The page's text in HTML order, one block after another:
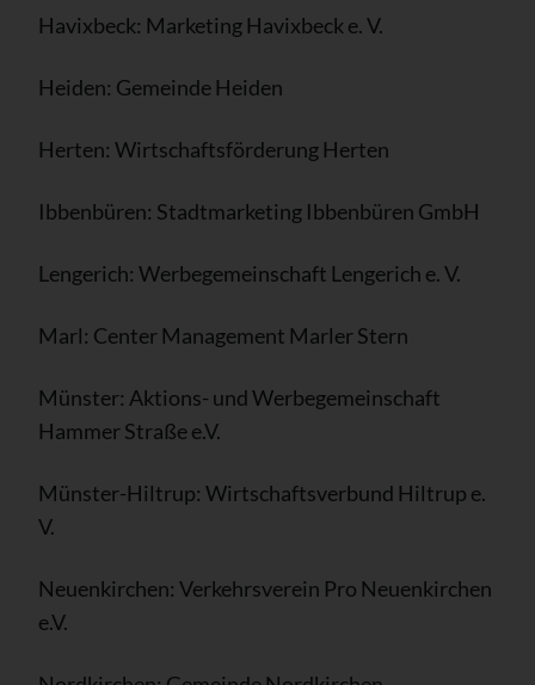
Havixbeck: Marketing Havixbeck e. V.
Heiden: Gemeinde Heiden
Herten: Wirtschaftsförderung Herten
Ibbenbüren: Stadtmarketing Ibbenbüren GmbH
Lengerich: Werbegemeinschaft Lengerich e. V.
Marl: Center Management Marler Stern
Münster: Aktions- und Werbegemeinschaft
Hammer Straße e.V.
Münster-Hiltrup: Wirtschaftsverbund Hiltrup e.
V.
Neuenkirchen: Verkehrsverein Pro Neuenkirchen
e.V.